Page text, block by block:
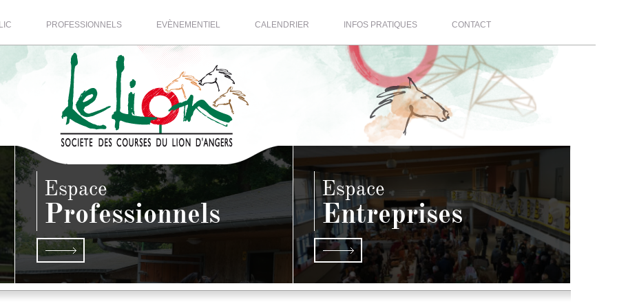
PROFESSIONNELS EVÈNEMENTIEL CALENDRIER INFOS PRATIQUES CONTACT
Espace
Professionnels
Espace
Entreprises